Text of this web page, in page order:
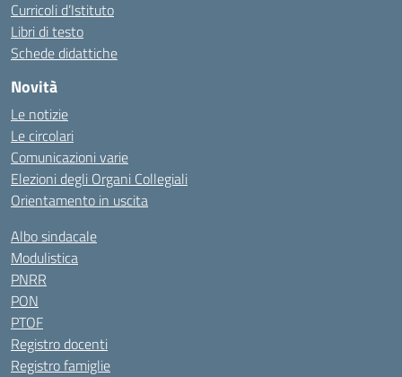
Curricoli d’Istituto
Libri di testo
Schede didattiche
Novità
Le notizie
Le circolari
Comunicazioni varie
Elezioni degli Organi Collegiali
Orientamento in uscita
Albo sindacale
Modulistica
PNRR
PON
PTOF
Registro docenti
Registro famiglie